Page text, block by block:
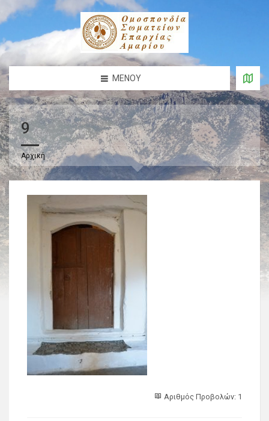
ΜΕΝΟΎ
9
Αρχική
Αριθμός Προβολών: 1